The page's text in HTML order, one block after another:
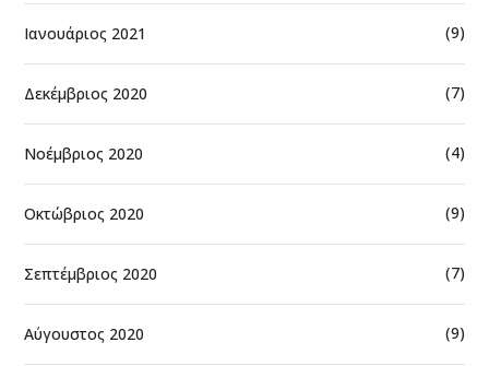
Ιανουάριος 2021 (9)
Δεκέμβριος 2020 (7)
Νοέμβριος 2020 (4)
Οκτώβριος 2020 (9)
Σεπτέμβριος 2020 (7)
Αύγουστος 2020 (9)